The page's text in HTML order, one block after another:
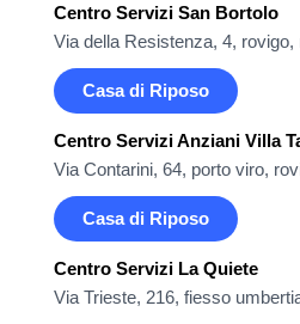
Centro Servizi San Bortolo
Via della Resistenza, 4, rovigo,
Casa di Riposo
Centro Servizi Anziani Villa
Via Contarini, 64, porto viro,
Casa di Riposo
Centro Servizi La Quiete
Via Trieste, 216, fiesso